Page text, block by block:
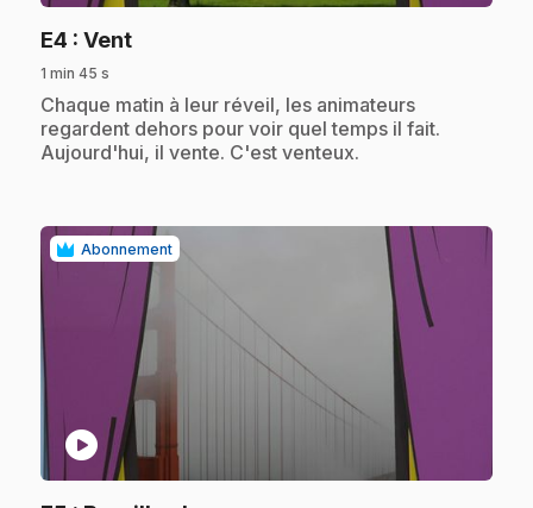
E4 : Vent.
1 min 45 s
.Chaque matin à leur réveil, les animateurs
regardent dehors pour voir quel temps il fait.
Aujourd'hui, il vente. C'est venteux.
Abonnement
play_circle